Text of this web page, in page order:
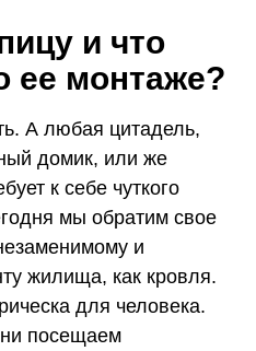
и что
ее монтаже?
А любая цитадель,
домик, или же
к себе чуткого
мы обратим свое
и
жилища, как кровля.
для человека.
посещаем